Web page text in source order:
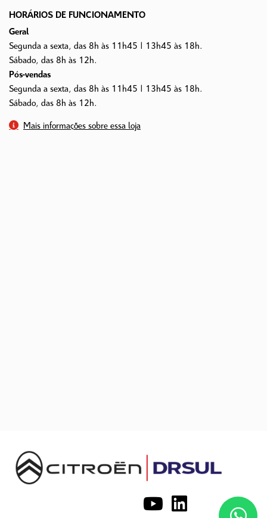
HORÁRIOS DE FUNCIONAMENTO
Geral
Segunda a sexta, das 8h às 11h45 | 13h45 às 18h.
Sábado, das 8h às 12h.
Pós-vendas
Segunda a sexta, das 8h às 11h45 | 13h45 às 18h.
Sábado, das 8h às 12h.
Mais informações sobre essa loja